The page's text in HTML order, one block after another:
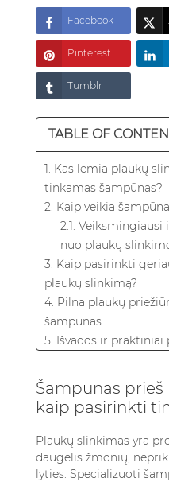
Facebook
Pinterest
Tumblr
TABLE OF
1. Kas lemia plaukų
tinkamas šampūnas?
2. Kaip veikia
2.1.
nuo plaukų
3. Kaip pasirinkti
plaukų slinkimą?
4. Pilna plaukų
šampūnas
5. Išvados ir praktiniai
6.1. Kokie
plaukų slinkimą
6.2. Kaip dažnai
nuo plaukų
6.3. Ar vien tik
plaukų slinkimą?
Šampūnas
kaip pasirinkti
Plaukų slinkimas yra
daugelis žmonių,
lyties. Specializuoti